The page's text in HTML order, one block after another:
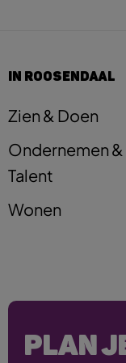
IN ROOSENDAAL
Zien & Doen
Ondernemen &
Talent
Wonen
PLAN